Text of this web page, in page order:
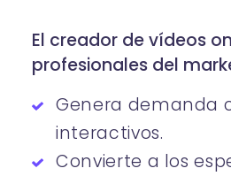
El creador de vídeos
profesionales del
Genera demanda
interactivos.
Convierte a los